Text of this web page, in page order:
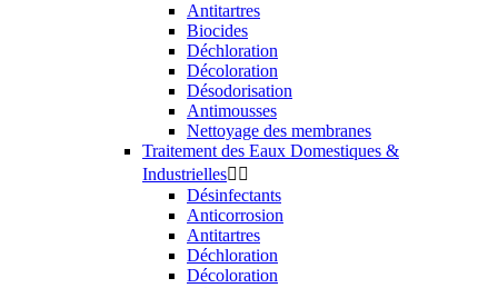
Antitartres
Biocides
Déchloration
Décoloration
Désodorisation
Antimousses
Nettoyage des membranes
Traitement des Eaux Domestiques &
Industrielles 
Désinfectants
Anticorrosion
Antitartres
Déchloration
Décoloration